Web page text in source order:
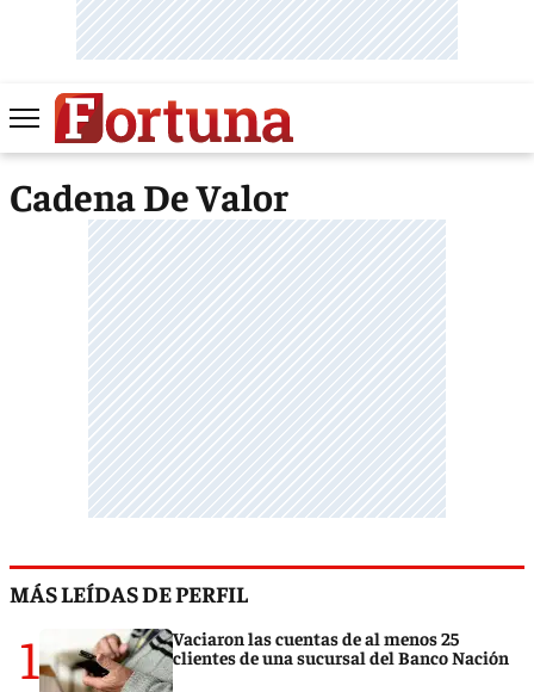
Cadena De Valor
MÁS LEÍDAS DE PERFIL
1
Vaciaron las cuentas de al menos 25
clientes de una sucursal del Banco Nación